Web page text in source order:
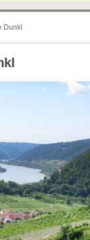
Dunkl